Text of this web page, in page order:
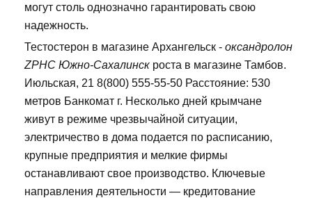
могут столь однозначно гарантировать свою
надежность.
Тестостерон в магазине Архангельск - оксандролон
ZPHC Южно-Сахалинск роста в магазине Тамбов.
Июльская, 21 8(800) 555-55-50 Расстояние: 530
метров Банкомат г. Несколько дней крымчане
живут в режиме чрезвычайной ситуации,
электричество в дома подается по расписанию,
крупные предприятия и мелкие фирмы
останавливают свое производство. Ключевые
направления деятельности — кредитование